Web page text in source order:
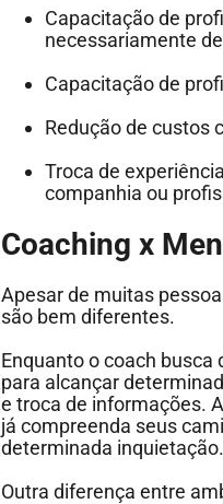
Capacitação de
necessariamente
Capacitação de
Redução de custos
Troca de
companhia ou
Coaching x
Apesar de muitas
são bem diferentes.
Enquanto o coach
para alcançar
e troca de informações.
já compreenda seus
determinada inquietação.
Outra diferença entre